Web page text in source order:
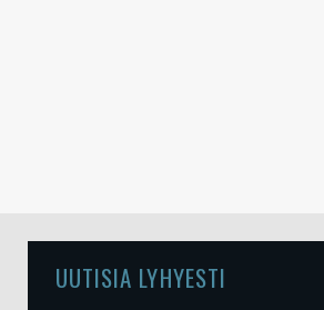
UUTISIA LYHYESTI